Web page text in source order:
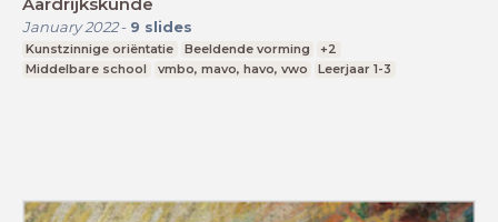
January 2022- 9 slides
Kunstzinnige oriëntatie Beeldende vorming
+2
Middelbare school
vmbo, mavo, havo, vwo Leerjaar 1-3